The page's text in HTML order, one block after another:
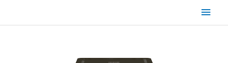
content
Main